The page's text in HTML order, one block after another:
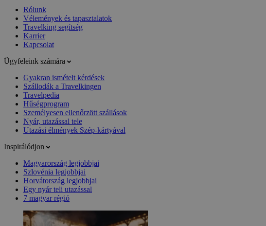
Rólunk
Vélemények és tapasztalatok
Travelking segítség
Karrier
Kapcsolat
Ügyfeleink számára
Gyakran ismételt kérdések
Szállodák a Travelkingen
Travelpedia
Hűségprogram
Személyesen ellenőrzött szállások
Nyár, utazással tele
Utazási élmények Szép-kártyával
Inspirálódjon
Magyarország legjobbjai
Szlovénia legjobbjai
Horvátország legjobbjai
Egy nyár teli utazással
7 magyar régió